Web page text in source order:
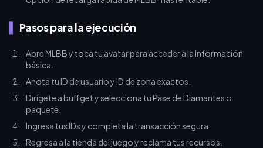
Pasos para la ejecución
Abre MLBB y toca tu avatar para acceder a la Información
básica.
Anota tu ID de usuario y ID de zona exactos.
Dirígete a buffget y selecciona tu Pase de Diamantes o
paquete.
Ingresa tus IDs y completa la transacción segura.
Regresa a la tienda del juego y reclama tus recursos.